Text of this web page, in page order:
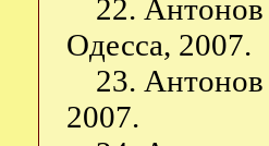
22.
Одесса, 2007.
23.
2007.